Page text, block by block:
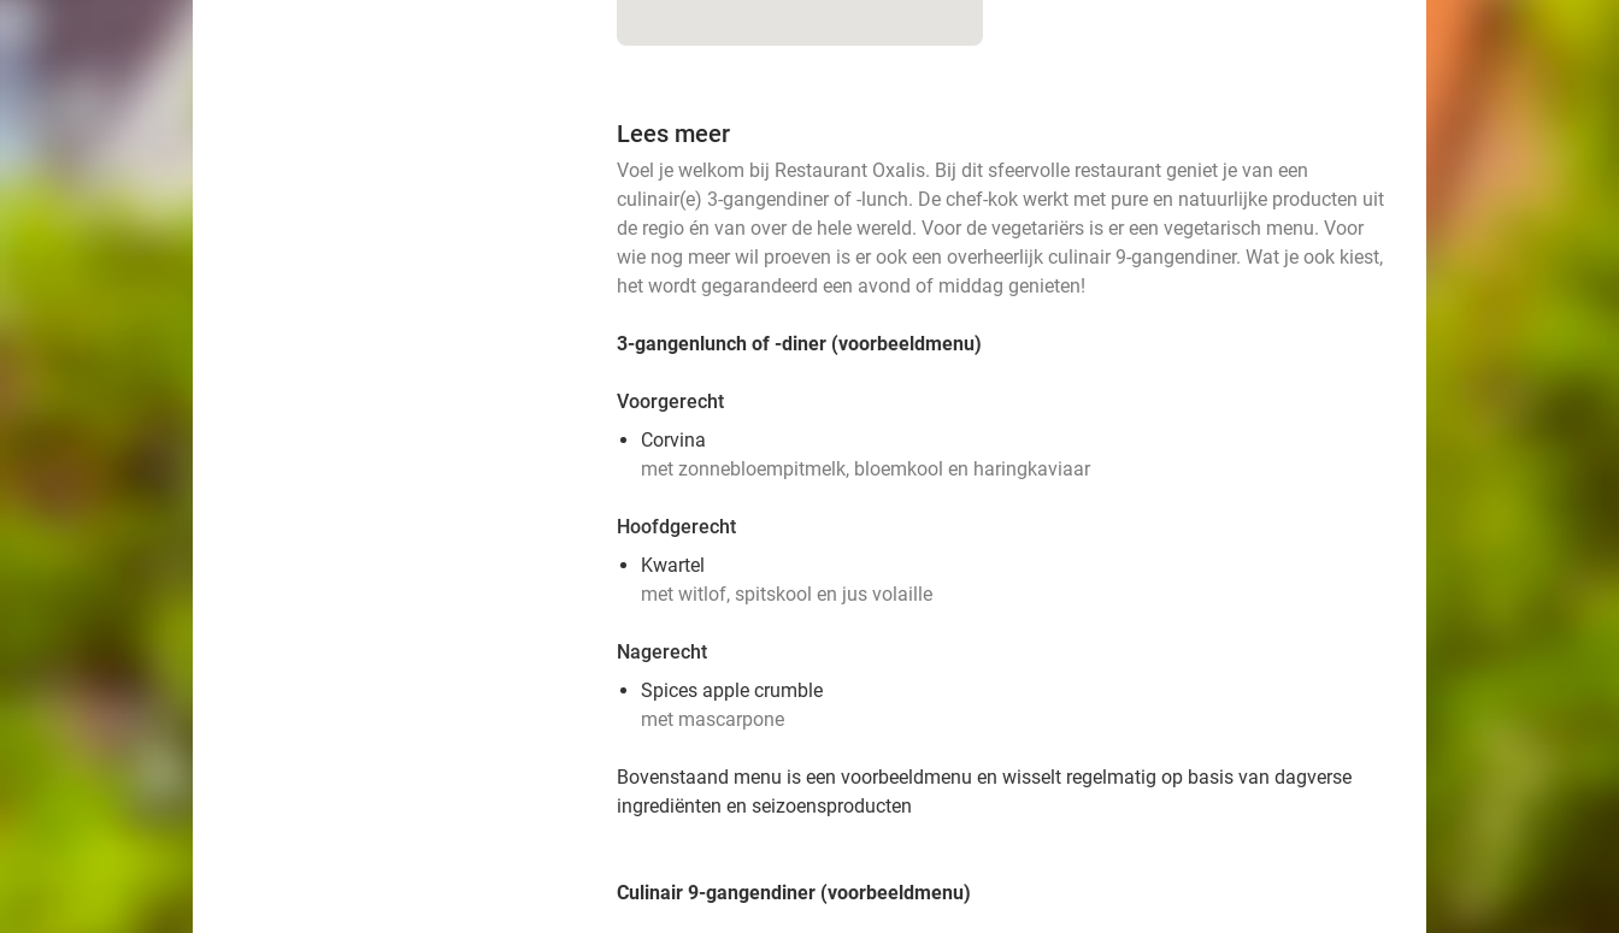
Lees meer
Voel je welkom bij Restaurant Oxalis. Bij dit sfeervolle restaurant geniet je van een
culinair(e) 3-gangendiner of -lunch. De chef-kok werkt met pure en natuurlijke producten uit
de regio én van over de hele wereld. Voor de vegetariërs is er een vegetarisch menu. Voor
wie nog meer wil proeven is er ook een overheerlijk culinair 9-gangendiner. Wat je ook kiest,
het wordt gegarandeerd een avond of middag genieten!
3-gangenlunch of -diner (voorbeeldmenu)
Voorgerecht
Corvina
met zonnebloempitmelk, bloemkool en haringkaviaar
Hoofdgerecht
Kwartel
met witlof, spitskool en jus volaille
Nagerecht
Spices apple crumble
met mascarpone
Bovenstaand menu is een voorbeeldmenu en wisselt regelmatig op basis van dagverse
ingrediënten en seizoensproducten
Culinair 9-gangendiner (voorbeeldmenu)